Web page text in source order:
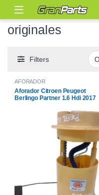
originales
Filters
AFORADOR
Aforador Citroen Peugeot
Berlingo Partner 1.6 Hdi 2017